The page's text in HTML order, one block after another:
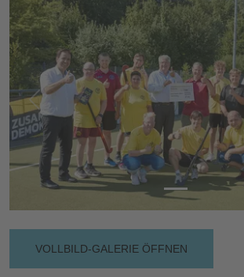
Vorherige
VOLLBILD-GALERIE ÖFFNEN